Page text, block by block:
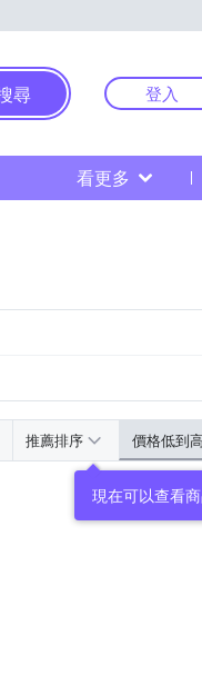
尋 登入
看更多
推薦排序 價格低到
現在可以查看